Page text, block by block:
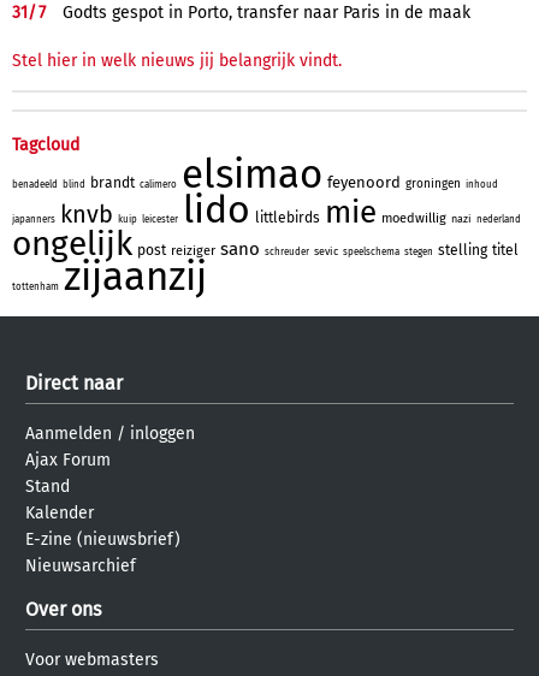
31/7 Godts gespot in Porto, transfer naar Paris in de maak
Stel hier in welk nieuws jij belangrijk vindt.
Tagcloud
benadeeld blind brandt calimero elsimao feyenoord groningen inhoud
japanners knvb kuip leicester lido littlebirds mie moedwillig nazi nederland
ongelijk post reiziger sano schreuder sevic speelschema stegen stelling titel
tottenham zijaanzij
Direct naar
Aanmelden / inloggen
Ajax Forum
Stand
Kalender
E-zine (nieuwsbrief)
Nieuwsarchief
Over ons
Voor webmasters